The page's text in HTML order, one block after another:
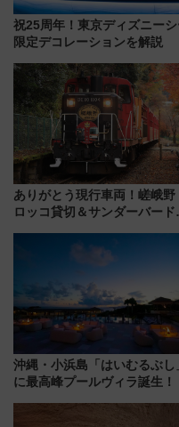
祝25周年！東京ディズニー
限定デコレーションを解説
ありがとう現行車両！嵯峨野
ロッコ貸切＆サンダーバード
斉藤雪乃＆福原トシヒロと行
沖縄・小浜島「はいむるぶし
に最高峰プールヴィラ誕生！